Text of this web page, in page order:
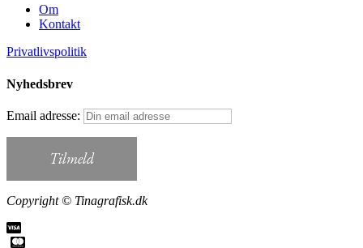
Om
Kontakt
Privatlivspolitik
Nyhedsbrev
Email adresse:
Copyright © Tinagrafisk.dk